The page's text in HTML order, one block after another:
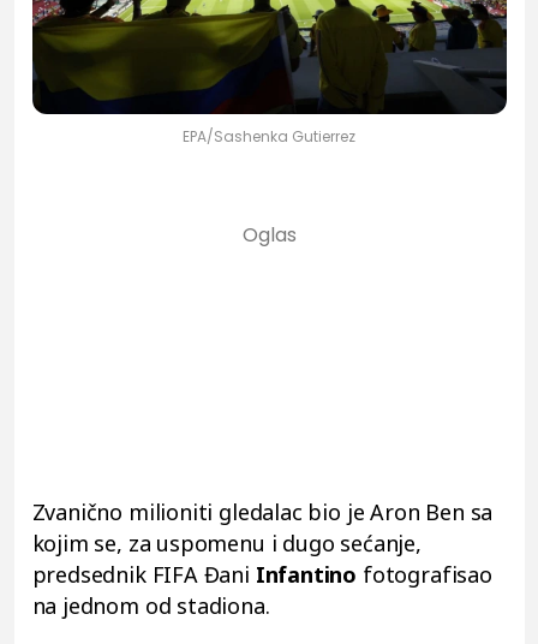
EPA/Sashenka Gutierrez
Zvanično milioniti gledalac bio je Aron Ben sa
kojim se, za uspomenu i dugo sećanje,
predsednik FIFA Đani Infantino fotografisao
na jednom od stadiona.